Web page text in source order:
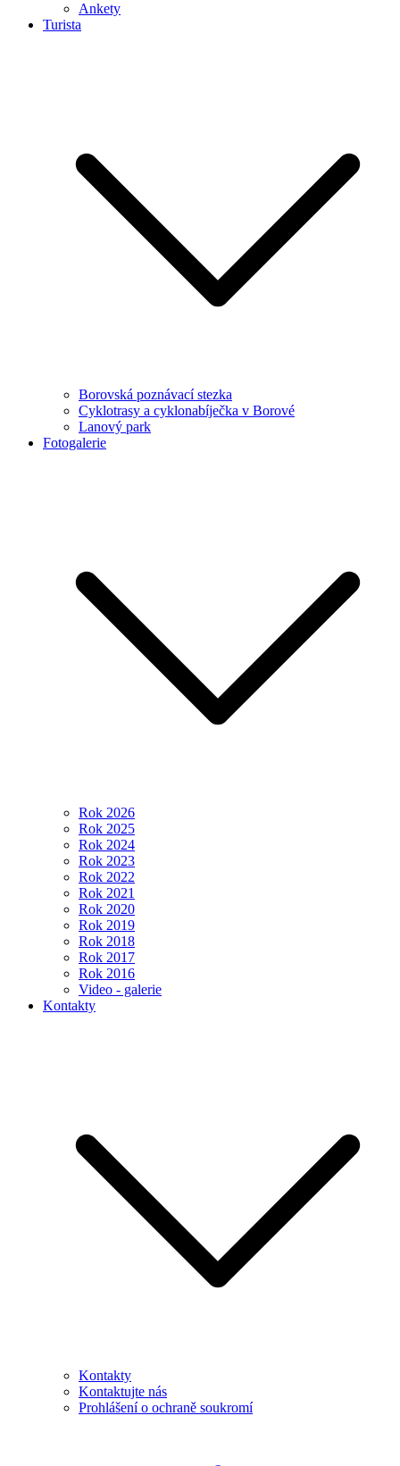
Ankety
Turista
Borovská poznávací stezka
Cyklotrasy a cyklonabíječka v Borové
Lanový park
Fotogalerie
Rok 2026
Rok 2025
Rok 2024
Rok 2023
Rok 2022
Rok 2021
Rok 2020
Rok 2019
Rok 2018
Rok 2017
Rok 2016
Video - galerie
Kontakty
Kontakty
Kontaktujte nás
Prohlášení o ochraně soukromí